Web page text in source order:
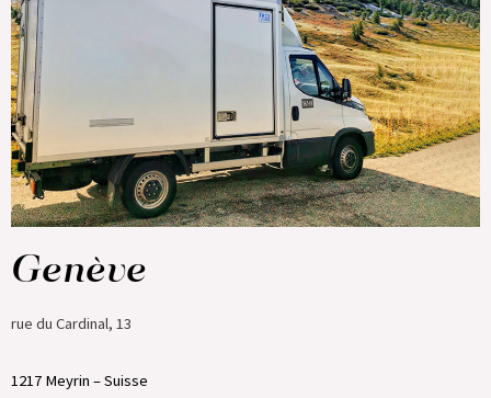
Genève
rue du Cardinal, 13
1217 Meyrin – Suisse